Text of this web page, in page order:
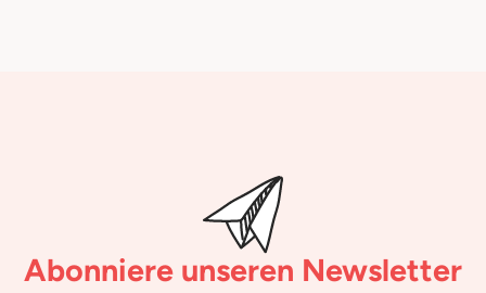
Abonniere unseren Newsletter